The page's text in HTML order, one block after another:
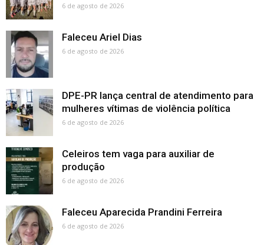
6 de agosto de 2026
Faleceu Ariel Dias
6 de agosto de 2026
DPE-PR lança central de atendimento para
mulheres vítimas de violência política
6 de agosto de 2026
Celeiros tem vaga para auxiliar de
produção
6 de agosto de 2026
Faleceu Aparecida Prandini Ferreira
6 de agosto de 2026